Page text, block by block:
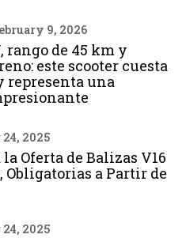
9, 2026
rango de 45 km y
este scooter cuesta
representa una
24, 2025
la Oferta de Balizas V16
Obligatorias a Partir de
24, 2025